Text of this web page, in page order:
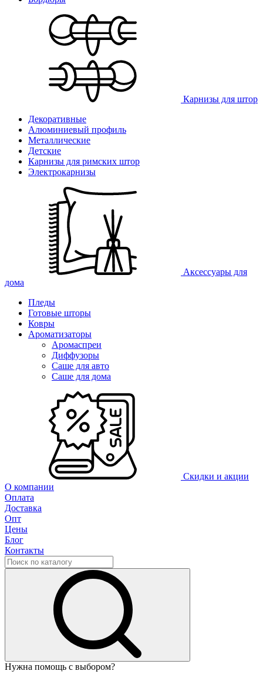
Карнизы для штор
Декоративные
Алюминиевый профиль
Металлические
Детские
Карнизы для римских штор
Электрокарнизы
Аксессуары для
дома
Пледы
Готовые шторы
Ковры
Ароматизаторы
Аромаспреи
Диффузоры
Саше для авто
Саше для дома
Скидки и акции
О компании
Оплата
Доставка
Опт
Цены
Блог
Контакты
Нужна помощь с выбором?